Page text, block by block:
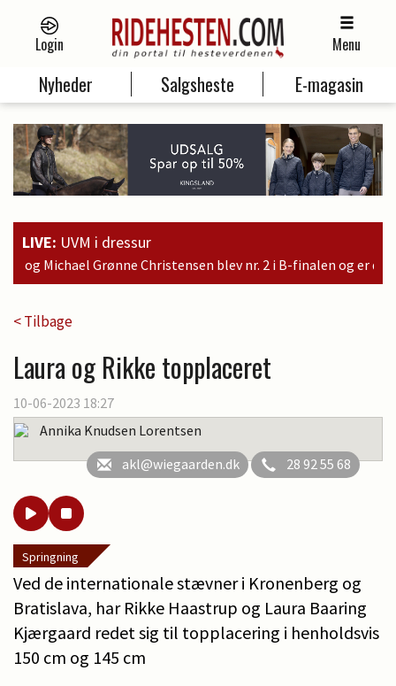
Login Menu
Nyheder Salgsheste E-magasin
LIVE: UVM i dressur
blev nr. 2 i B-finalen og er dermed kvalificeret til
< Tilbage
Laura og Rikke topplaceret
10-06-2023 18:27
Annika Knudsen Lorentsen
akl@wiegaarden.dk
28 92 55 68
Springning
Ved de internationale stævner i Kronenberg og
Bratislava, har Rikke Haastrup og Laura Baaring
Kjærgaard redet sig til topplacering i henholdsvis
150 cm og 145 cm